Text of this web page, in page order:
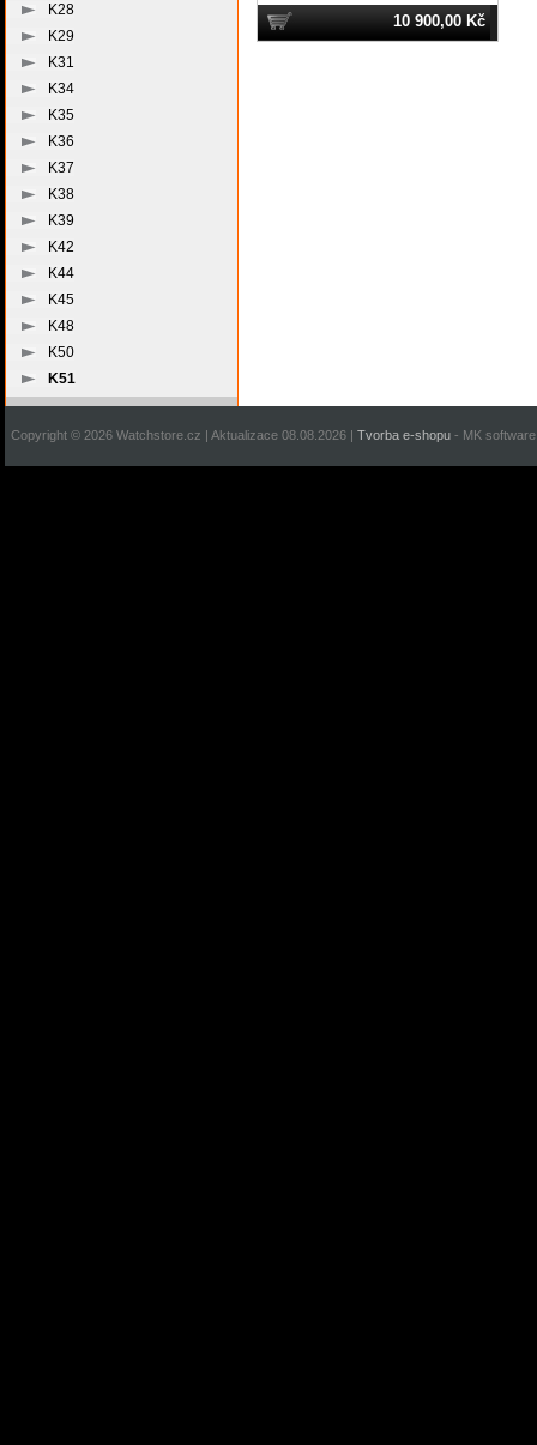
K28
K29
K31
K34
K35
K36
K37
K38
K39
K42
K44
K45
K48
K50
K51
10 900,00 Kč
Copyright © 2026 Watchstore.cz | Aktualizace 08.08.2026 | Tvorba e-shopu - MK